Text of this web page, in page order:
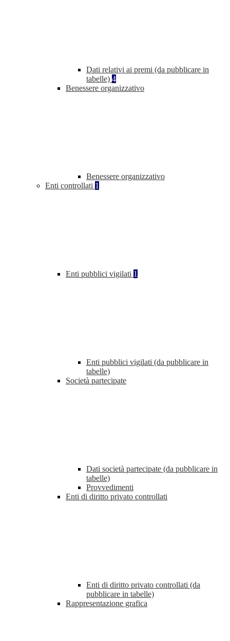
Dati relativi ai premi (da pubblicare in
tabelle) 4
Benessere organizzativo
Benessere organizzativo
Enti controllati 1
Enti pubblici vigilati 1
Enti pubblici vigilati (da pubblicare in
tabelle)
Società partecipate
Dati società partecipate (da pubblicare in
tabelle)
Provvedimenti
Enti di diritto privato controllati
Enti di diritto privato controllati (da
pubblicare in tabelle)
Rappresentazione grafica